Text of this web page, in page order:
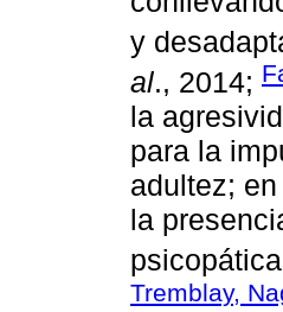
y
al., 2014;
la
para la
adultez;
la
Tremblay,